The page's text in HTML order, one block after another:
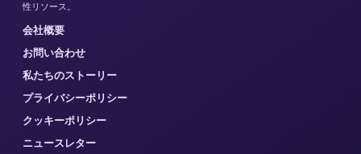
性リソース。
会社概要
お問い合わせ
私たちのストーリー
プライバシーポリシー
クッキーポリシー
ニュースレター